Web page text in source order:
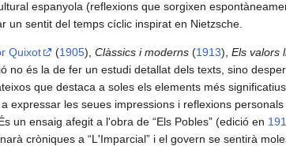
espanyola (reflexions que sorgixen
sentit del temps cíclic inspirat en Nietzsche.
Quixot (1905), Clàssics i moderns (1913), Els valors
no és la de fer un estudi detallat dels texts, sino
que destaca a soles els elements més
expressar les seues impressions i reflexions personals
És un ensaig afegit a l'obra de “Els Pobles” (edició en
cròniques a “L'Imparcial” i el govern se sentirà